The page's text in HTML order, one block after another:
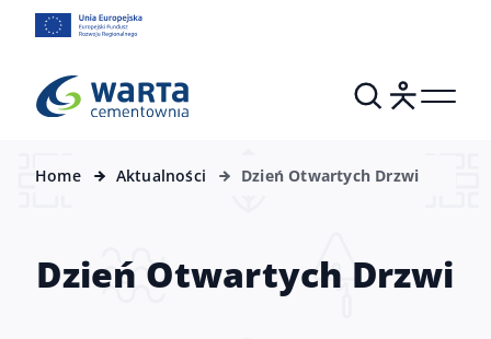
Home Aktualności Dzień Otwartych Drzwi
Dzień Otwartych Drzwi